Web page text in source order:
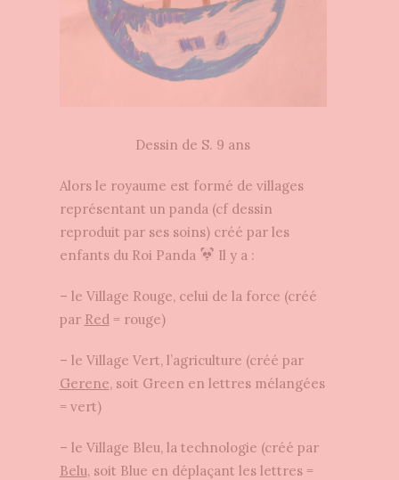
Dessin de S. 9 ans
Alors le royaume est formé de villages
représentant un panda (cf dessin
reproduit par ses soins) créé par les
enfants du Roi Panda
Il y a :
– le Village Rouge, celui de la force (créé
par Red= rouge)
– le Village Vert, l’agriculture (créé par
Gerene, soit Green en lettres mélangées
= vert)
– le Village Bleu, la technologie (créé par
Belu, soit Blue en déplaçant les lettres =